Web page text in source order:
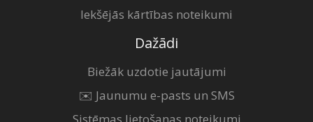
Iekšējās kārtības noteikumi
Dažādi
Biežāk uzdotie jautājumi
✉️ Jaunumu e-pasts un SMS